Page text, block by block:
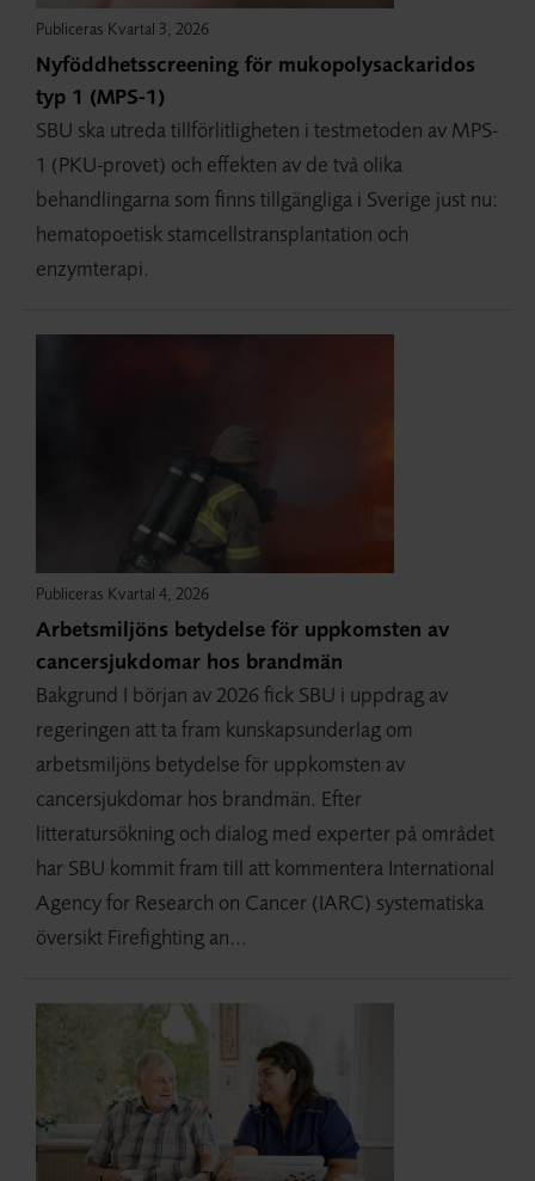
Publiceras Kvartal 3, 2026
Nyföddhetsscreening för mukopolysackaridos
typ 1 (MPS-1)
SBU ska utreda tillförlitligheten i testmetoden av MPS-
1 (PKU-provet) och effekten av de två olika
behandlingarna som finns tillgängliga i Sverige just nu:
hematopoetisk stamcellstransplantation och
enzymterapi.
Publiceras Kvartal 4, 2026
Arbetsmiljöns betydelse för uppkomsten av
cancersjukdomar hos brandmän
Bakgrund I början av 2026 fick SBU i uppdrag av
regeringen att ta fram kunskapsunderlag om
arbetsmiljöns betydelse för uppkomsten av
cancersjukdomar hos brandmän. Efter
litteratursökning och dialog med experter på området
har SBU kommit fram till att kommentera International
Agency for Research on Cancer (IARC) systematiska
översikt Firefighting an...